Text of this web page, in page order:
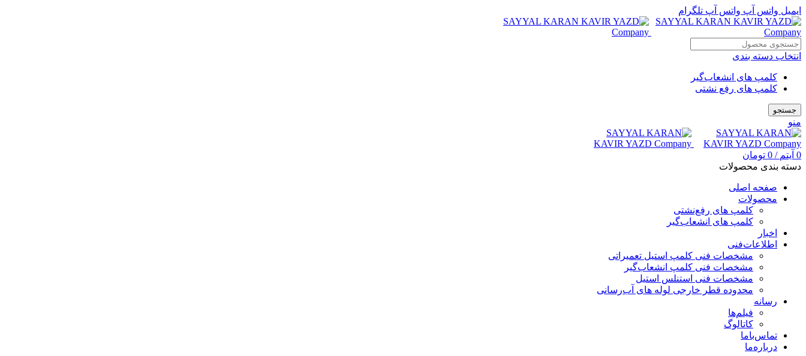
ایمیل واتس آپ واتس آپ تلگرام
انتخاب دسته بندی
کلمپ های انشعاب‌گیر
کلمپ های رفع نشتی
جستجو
منو
0 آیتم /
0 تومان
دسته بندی محصولات
صفحه اصلی
محصولات
کلمپ های رفع‌نشتی
کلمپ های انشعاب‌گیر
اخبار
اطلاعات‌فنی
مشخصات فنی کلمپ استیل تعمیراتی
مشخصات فنی کلمپ انشعاب‌گیر
مشخصات فنی استنلس استیل
محدوده قطر خارجی لوله های آب‌رسانی
رسانه
فیلم‌ها
کاتالوگ
تماس‌با‌ما
درباره‌ما